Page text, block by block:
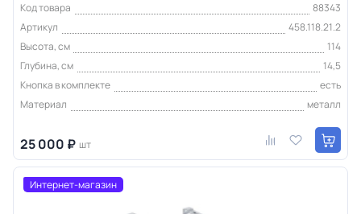
Код товара
88343
Артикул
458.118.21.2
Высота, см
114
Глубина, см
14,5
Кнопка в комплекте
есть
Материал
металл
25 000 ₽ шт
Интернет-магазин